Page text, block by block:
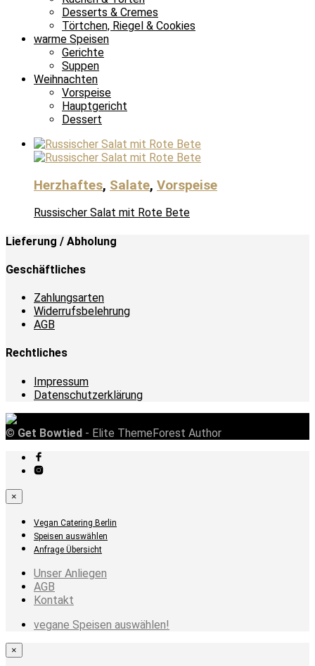
Desserts & Cremes
Törtchen, Riegel & Cookies
warme Speisen
Gerichte
Suppen
Weihnachten
Vorspeise
Hauptgericht
Dessert
Herzhaftes, Salate, Vorspeise
Russischer Salat mit Rote Bete
Lieferung / Abholung
Geschäftliches
Zahlungsarten
Widerrufsbelehrung
AGB
Rechtliches
Impressum
Datenschutzerklärung
© Get Bowtied - Elite ThemeForest Author
×
Vegan Catering Berlin
Speisen auswählen
Anfrage Übersicht
Unser Anliegen
AGB
Kontakt
vegane Speisen auswählen!
×